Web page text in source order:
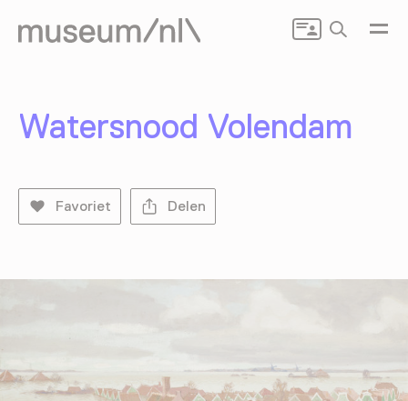
Zoeken
Watersnood Volendam
Favoriet Delen